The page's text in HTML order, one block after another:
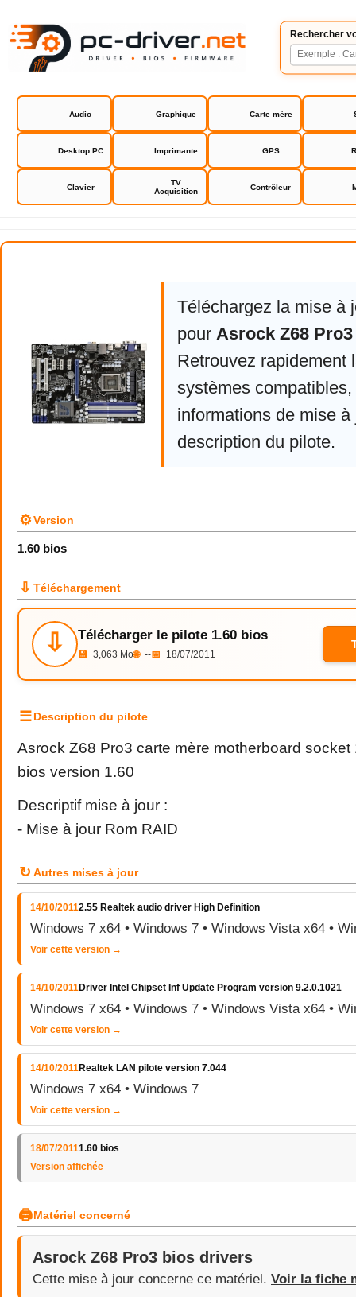
Rechercher
Audio Graphique Carte mère
Desktop PC Imprimante GPS
Clavier
TV
Acquisition
Contrôleur
Asrock Z68 Pro3 bios drivers
Téléchargez la mise à
pour Asrock Z68
Retrouvez rapidement
systèmes compatibles,
informations de mise à
description du pilote.
⚙Version
1.60 bios
⇩ Téléchargement
⇩ Télécharger le pilote 1.60 bios
💾 3,063 Mo🌐 --📅 18/07/2011
☰Description du pilote
Asrock Z68 Pro3 carte mère motherboard socket
bios version 1.60
Descriptif mise à jour :
- Mise à jour Rom RAID
↻ Autres mises à jour
14/10/20112.55 Realtek audio driver High Definition
Windows 7 x64 • Windows 7 • Windows Vista x64 •
Voir cette version →
14/10/2011Driver Intel Chipset Inf Update Program version 9.2.0.1021
Windows 7 x64 • Windows 7 • Windows Vista x64 •
Voir cette version →
14/10/2011Realtek LAN pilote version 7.044
Windows 7 x64 • Windows 7
Voir cette version →
18/07/20111.60 bios
Version affichée
🖨Matériel concerné
Asrock Z68 Pro3 bios drivers
Cette mise à jour concerne ce matériel. Voir la fiche